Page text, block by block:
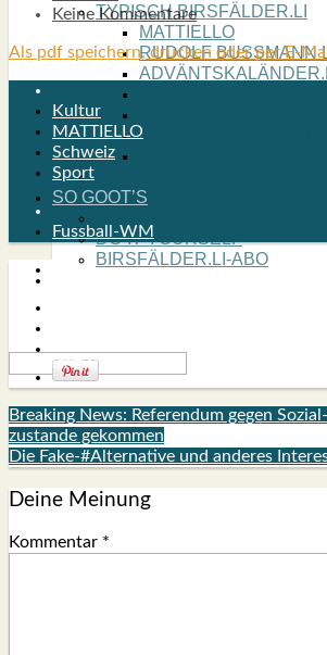
TYPISCH BIRSFÄLDER.LI
MATTIELLO
RUDOLF BUSS­MANN
RENÉ REGEN­ASS
SO GOOT’S
DO-IT-YOUR­S­ELF
BIRSFÄLDER.LI-ABO
Keine Kommentare
Als pdf speichern, drucken oder per E-
Kultur
MATTIELLO
Schweiz
Sport
Fussball-WM
Breaking News: Referendum gegen
zustande gekommen
Die Fake-#Alternative und anderes
Deine Meinung
Kommentar *